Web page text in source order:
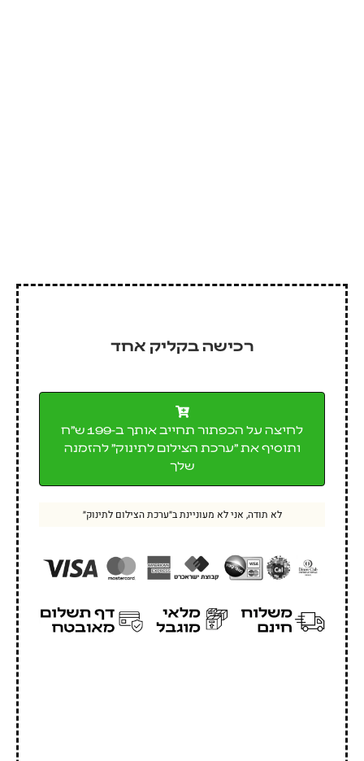
רכישה בקליק אחד
לחיצה על הכפתור תחייב אותך ב-199 ש״ח
ותוסיף את ״ערכת הצילום לתינוק״ להזמנה
שלך
לא תודה, אני לא מעוניינת ב״ערכת הצילום לתינוק״